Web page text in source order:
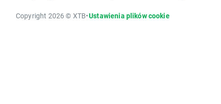
Copyright 2026 © XTB•Ustawienia plików cookie